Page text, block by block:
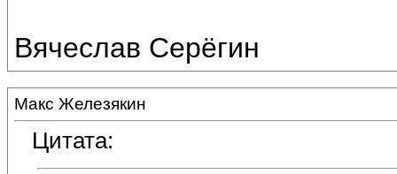
Вячеслав Серёгин
Макс Железякин
Цитата: